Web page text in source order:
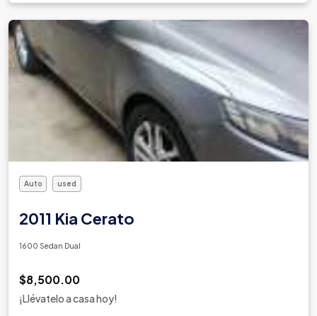
Auto used
2011 Kia Cerato
1600 Sedan Dual
$8,500.00
¡Llévatelo a casa hoy!